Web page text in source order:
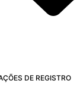
DE REGISTRO